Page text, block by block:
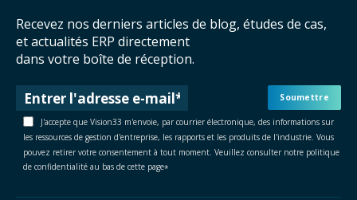
Recevez nos derniers articles de blog, études de cas,
et actualités ERP directement
dans votre boîte de réception.
J'accepte que Vision33 m'envoie, par courrier électronique, des informations sur
les ressources de gestion d'entreprise, les rapports et les produits de l'industrie. Vous
pouvez retirer votre consentement à tout moment. Veuillez consulter notre politique
de confidentialité au bas de cette page*